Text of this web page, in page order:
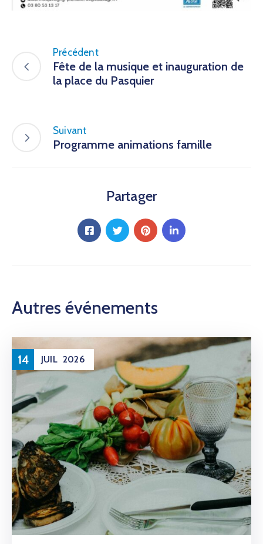
Précédent
Fête de la musique et inauguration de
la place du Pasquier
Suivant
Programme animations famille
Partager
Autres événements
14 JUIL 2026